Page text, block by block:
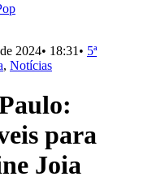
2024• 18:31 • 5ª
, Notícias
para
Joia